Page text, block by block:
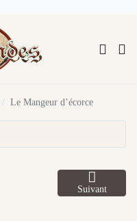
Le Mangeur d’écorce
Suivant